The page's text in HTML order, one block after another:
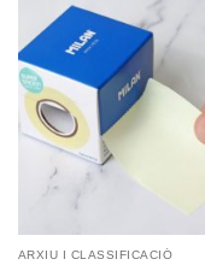
ARXIU I CLASSIFICACIÓ